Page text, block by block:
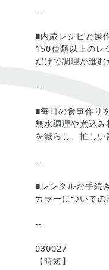
--
■内蔵レシピと操
150種類以上のレ
だけで調理が進む
--
■毎日の食事作り
無水調理や煮込
を減らし、忙しい
--
■レンタルお手続
カラーについて
--
030027
【時短】